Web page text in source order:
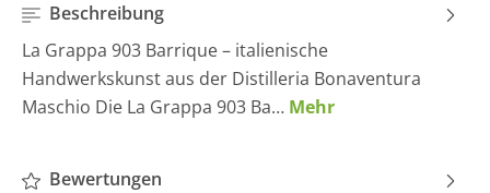
Beschreibung
La Grappa 903 Barrique – italienische
Handwerkskunst aus der Distilleria Bonaventura
Maschio Die La Grappa 903 Ba… Mehr
Bewertungen